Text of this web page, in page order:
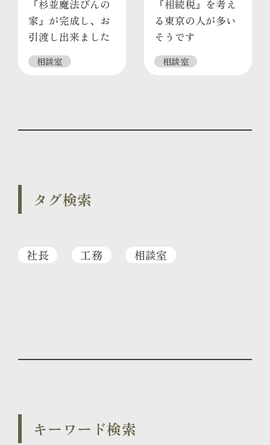
『杉並魔法びんの
家』が完成し、お
引渡し出来ました
相談室
『相続税』を考え
る東京の人が多い
そうです
相談室
タグ検索
社長 工務 相談室
キーワード検索